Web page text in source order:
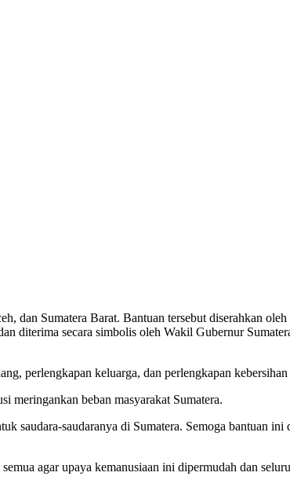
dan Sumatera Barat. Bantuan tersebut diserahkan
diterima secara simbolis oleh Wakil Gubernur
perlengkapan keluarga, dan perlengkapan kebersihan
meringankan beban masyarakat Sumatera.
saudara-saudaranya di Sumatera. Semoga bantuan ini
agar upaya kemanusiaan ini dipermudah dan